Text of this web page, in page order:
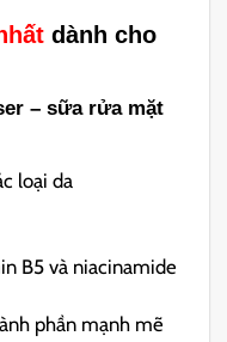
dành cho
– sữa rửa mặt
loại da
B5 và niacinamide
phần mạnh mẽ